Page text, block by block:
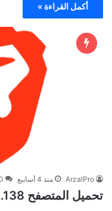
أكمل القراءة »
ArzalPro منذ 4 أسابيع
تحميل المتصفح Brave Browser 1.92.138